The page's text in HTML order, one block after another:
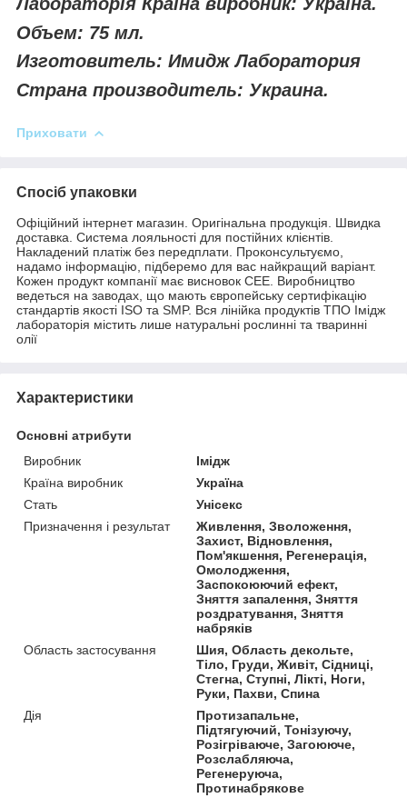
Объем: 75 мл.
Изготовитель: Имидж Лаборатория
Страна производитель: Украина.
Приховати
Спосіб упаковки
Офіційний інтернет магазин. Оригінальна продукція. Швидка
доставка. Система лояльності для постійних клієнтів.
Накладений платіж без передплати. Проконсультуємо,
надамо інформацію, підберемо для вас найкращий варіант.
Кожен продукт компанії має висновок СЕЕ. Виробництво
ведеться на заводах, що мають європейську сертифікацію
стандартів якості ISO та SMP. Вся лінійка продуктів ТПО Імідж
лабораторія містить лише натуральні рослинні та тваринні
олії
Характеристики
Основні атрибути
Виробник
Імідж
Країна виробник
Україна
Стать
Унісекс
Призначення і результат
Живлення, Зволоження,
Захист, Відновлення,
Пом'якшення, Регенерація,
Омолодження,
Заспокоюючий ефект,
Зняття запалення, Зняття
роздратування, Зняття
набряків
Область застосування
Шия, Область декольте,
Тіло, Груди, Живіт, Сідниці,
Стегна, Ступні, Лікті, Ноги,
Руки, Пахви, Спина
Дія
Протизапальне,
Підтягуючий, Тонізуючу,
Розігріваюче, Загоююче,
Розслабляюча,
Регенеруюча,
Протинабрякове